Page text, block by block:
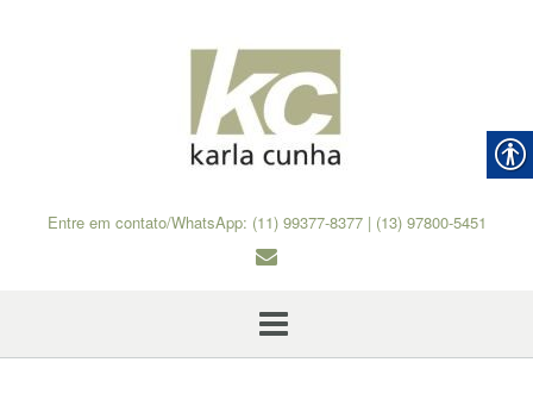
Entre em contato/WhatsApp: (11) 99377-8377 | (13) 97800-5451